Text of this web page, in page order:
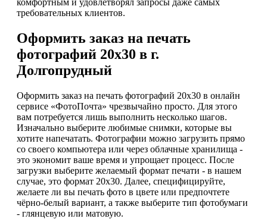
комфортным и удовлетворял запросы даже самых
требовательных клиентов.
Оформить заказ на печать
фотографий 20х30 в г.
Долгопрудный
Оформить заказ на печать фотографий 20х30 в онлайн
сервисе «ФотоПочта» чрезвычайно просто. Для этого
вам потребуется лишь выполнить несколько шагов.
Изначально выберите любимые снимки, которые вы
хотите напечатать. Фотографии можно загрузить прямо
со своего компьютера или через облачные хранилища -
это экономит ваше время и упрощает процесс. После
загрузки выберите желаемый формат печати - в нашем
случае, это формат 20х30. Далее, специфицируйте,
желаете ли вы печать фото в цвете или предпочтете
чёрно-белый вариант, а также выберите тип фотобумаги
- глянцевую или матовую.